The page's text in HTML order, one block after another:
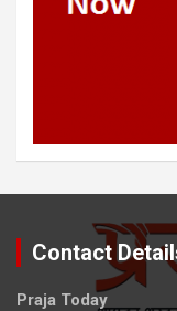
Contact
Praja Today